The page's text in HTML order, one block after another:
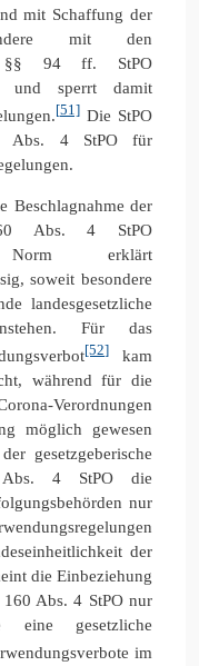
mit Schaffung der
mit den
§§ 94 ff. StPO
und sperrt damit
[51]Die StPO
Abs. 4 StPO für
Beschlagnahme der
Abs. 4 StPO
Norm erklärt
soweit besondere
landesgesetzliche
Für das
[52]
kam
während für die
Verordnungen
möglich gewesen
gesetzgeberische
4 StPO die
nur
der
die Einbeziehung
Abs. 4 StPO nur
eine gesetzliche
im